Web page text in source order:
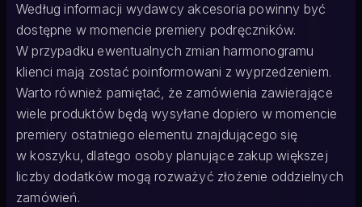
Według informacji wydawcy akcesoria powinny być
dostępne w momencie premiery podręczników.
W przypadku ewentualnych zmian harmonogramu
klienci mają zostać poinformowani z wyprzedzeniem.
Warto również pamiętać, że zamówienia zawierające
wiele produktów będą wysyłane dopiero w momencie
premiery ostatniego elementu znajdującego się
w koszyku, dlatego osoby planujące zakup większej
liczby dodatków mogą rozważyć złożenie oddzielnych
zamówień.